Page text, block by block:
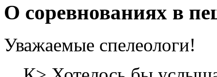
О соревнованиях в
Уважаемые спелеологи!